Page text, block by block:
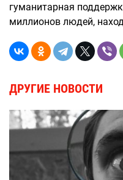
гуманитарная
миллионов людей,
ДРУГИЕ НОВОСТИ